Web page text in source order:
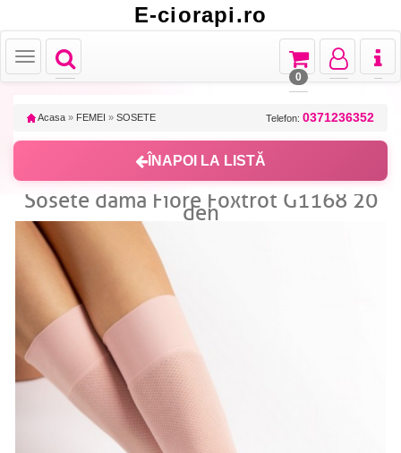
E-ciorapi.ro
Toggle
navigation
Toggle
Toggle
navigation
Toggle
navigation
Toggle
navigation
0
Acasa » FEMEI » SOSETE Telefon: 0371236352
ÎNAPOI LA LISTĂ
Sosete dama Fiore Foxtrot G1168 20
den